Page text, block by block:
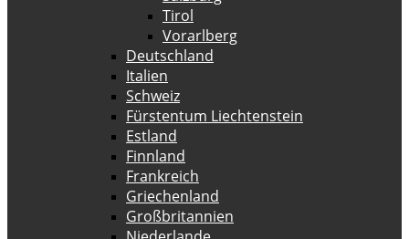
Tirol
Vorarlberg
Deutschland
Italien
Schweiz
Fürstentum Liechtenstein
Estland
Finnland
Frankreich
Griechenland
Großbritannien